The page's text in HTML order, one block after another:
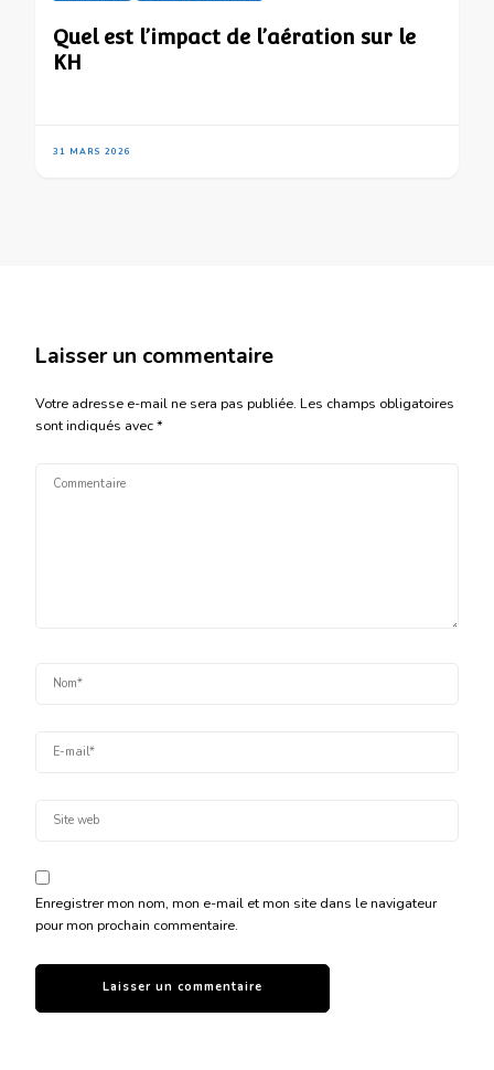
Quel est l’impact de l’aération sur le
KH
31 MARS 2026
Laisser un commentaire
Votre adresse e-mail ne sera pas publiée. Les champs obligatoires
sont indiqués avec*
Enregistrer mon nom, mon e-mail et mon site dans le navigateur
pour mon prochain commentaire.